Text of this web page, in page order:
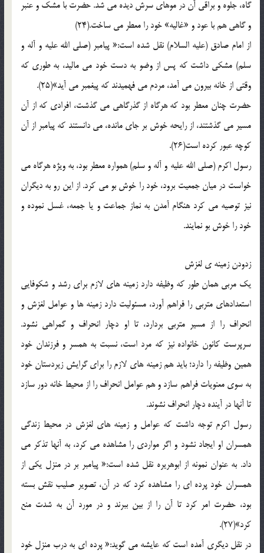
گاه، جلوه و براقی آن در موهای سرش دیده می شد. حضرت با مشک و عنبر
و گاهی هم با عود و «غالیه» خود را معطر می ساخت.(24)
از امام صادق (علیه السلام) نقل شده است:« پیامبر (صلی الله علیه و آله و
سلم) مشکی داشت که پس از وضو به دست خود می مالید، به طوری که
وقتی از خانه بیرون می آمد، مردم می فهمیدند که پیغمبر می آید»(25).
حضرت چنان معطر بود که هرگاه از گذرگاهی می گذشت، افرادی که از آن
مسیر می گذشتند، از رایحه خوش بر جای مانده، می دانستند که پیامبر از آن
کوچه عبور کرده است(26).
رسول اکرم (صلی الله علیه و آله و سلم) همواره معطر بود، به ویژه هرگاه می
خواست در میان جمعیت برود، خود را خوش بو می کرد. از این رو به دیگران
نیز توصیه می کرد هنگام آمدن به نماز جماعت و یا جمعه، غسل نموده و
خود را خوش بو نمایند.
زدودن زمینه ی لغزش
یک مربی همان طور که وظیفه دارد زمینه های لازم برای رشد و شکوفایی
استعدادهای متربی را فراهم آورد، مسئولیت دارد زمینه ها و عوامل لغزش و
انحراف را از مسیر متربی بردارد، تا او دچار انحراف و گمراهی نشود.
سرپرست کانون خانواده نیز که مرد است، نسبت به همسر و فرزندان خود
همین وظیفه را دارد؛ باید هم زمینه های لازم را برای گرایش زیردستان خود
به سوی معنویات فراهم سازد و هم عوامل انحراف را از محیط خانه دور سازد
تا آنها در آینده دچار انحراف نشوند.
رسول اکرم توجه داشت که عوامل و زمینه های لغزش در محیط زندگی
همسران او ایجاد نشود و اگر مواردی را مشاهده می کرد، به آنها تذکر می
داد. به عنوان نمونه از ابوهریره نقل شده است:« پیامبر بر در منزل یکی از
همسران خود پرده ای را مشاهده کرد که در آن، تصویر صلیب نقش بسته
بود، حضرت امر کرد تا آن را از بین ببرند و در مورد آن به شدت منع
کرد»(27).
در نقل دیگری آمده است که عایشه می گوید:« پرده ای به درب منزل خود